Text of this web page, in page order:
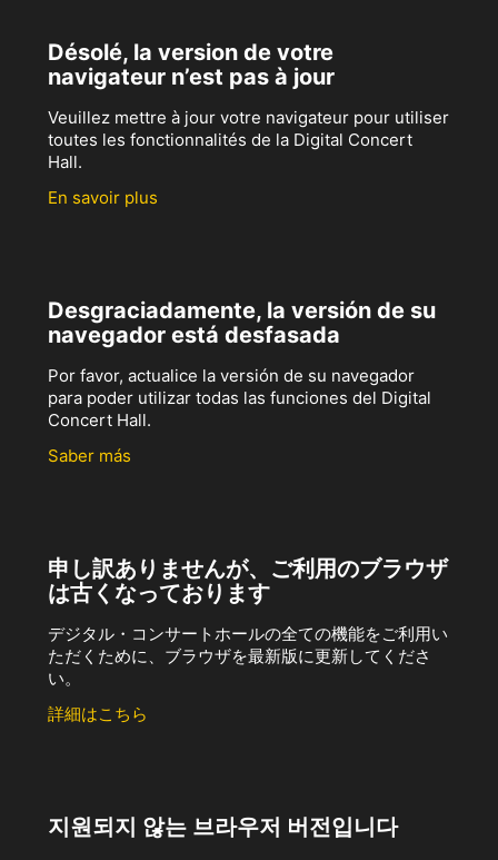
Désolé, la version de votre
navigateur n’est pas à jour
Veuillez mettre à jour votre navigateur pour utiliser
toutes les fonctionnalités de la Digital Concert
Hall.
En savoir plus
Desgraciadamente, la versión de su
navegador está desfasada
Por favor, actualice la versión de su navegador
para poder utilizar todas las funciones del Digital
Concert Hall.
Saber más
申し訳ありませんが、ご利用のブラウザ
は古くなっております
デジタル・コンサートホールの全ての機能をご利用い
ただくために、ブラウザを最新版に更新してくださ
い。
詳細はこちら
지원되지 않는 브라우저 버전입니다